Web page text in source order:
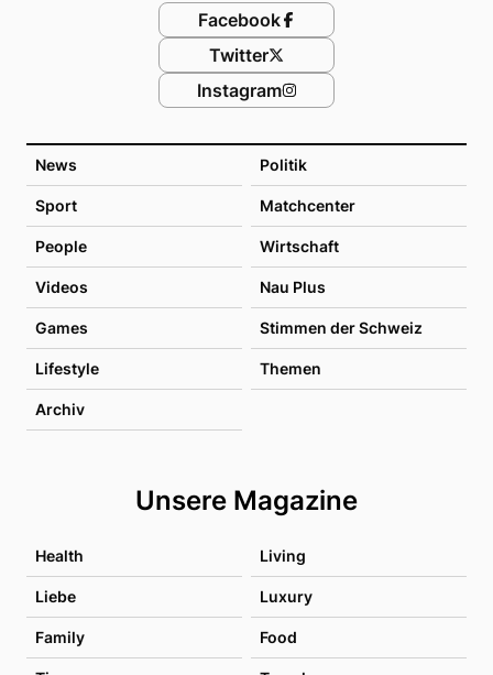
News Politik
Sport Matchcenter
People Wirtschaft
Videos Nau Plus
Games Stimmen der Schweiz
Lifestyle Themen
Archiv
Unsere Magazine
Health Living
Liebe Luxury
Family Food
Facebook
Twitter
Instagram